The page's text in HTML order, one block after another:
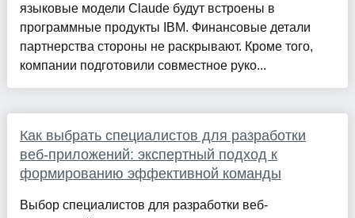
языковые модели Claude будут встроены в
программные продукты IBM. Финансовые детали
партнерства стороны не раскрывают. Кроме того,
компании подготовили совместное руко...
Как выбрать специалистов для разработки
веб-приложений: экспертный подход к
формированию эффективной команды
Выбор специалистов для разработки веб-